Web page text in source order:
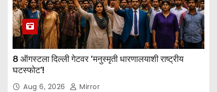
8 ऑगस्टला दिल्ली गेटवर ‘मनुस्मृती धारणालयाशी राष्ट्रीय
घटस्फोट’!
Aug 6, 2026 Mirror